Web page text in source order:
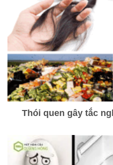
Thói quen gây tắc